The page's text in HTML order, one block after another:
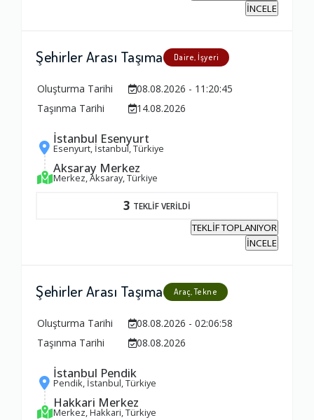
İNCELE
Şehirler Arası Taşıma Daire, İşyeri
Oluşturma Tarihi
08.08.2026 - 11:20:45
Taşınma Tarihi
14.08.2026
İstanbul Esenyurt
Esenyurt, İstanbul, Türkiye
Aksaray Merkez
Merkez, Aksaray, Türkiye
3 TEKLİF VERİLDİ
TEKLİF TOPLANIYOR
İNCELE
Şehirler Arası Taşıma Araç, Tekne
Oluşturma Tarihi
08.08.2026 - 02:06:58
Taşınma Tarihi
08.08.2026
İstanbul Pendik
Pendik, İstanbul, Türkiye
Hakkari Merkez
Merkez, Hakkari, Türkiye